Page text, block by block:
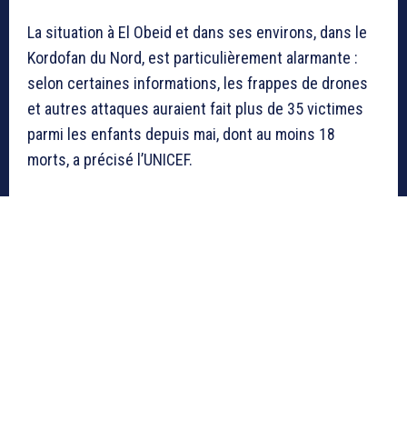
La situation à El Obeid et dans ses environs, dans le
Kordofan du Nord, est particulièrement alarmante :
selon certaines informations, les frappes de drones
et autres attaques auraient fait plus de 35 victimes
parmi les enfants depuis mai, dont au moins 18
morts, a précisé l’UNICEF.